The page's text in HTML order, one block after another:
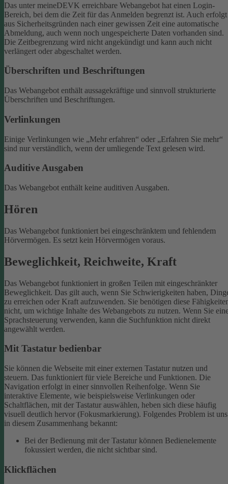
Das unter meineDEVK erreichbare Webangebot hat einen Login-
Bereich, bei dem die Zeit für das Anmelden begrenzt ist. Auch erfolgt
aus Sicherheitsgründen nach einer gewissen Zeit eine automatische
Abmeldung, auch wenn noch ungespeicherte Daten vorhanden sind.
Die Zeitbegrenzung wird nicht angekündigt und kann auch nicht
verlängert oder abgeschaltet werden.
Überschriften und Beschriftungen
Das Webangebot enthält aussagekräftige und sinnvoll strukturierte
Überschriften und Beschriftungen.
Verlinkungen
Einige Verlinkungen wie „Mehr erfahren“ oder „Erfahren Sie mehr“
sind nur verständlich, wenn der umliegende Text gelesen wird.
Auditive Ausgaben
Das Webangebot enthält keine auditiven Ausgaben.
Hören
Das Webangebot funktioniert bei eingeschränktem und fehlendem
Hörvermögen. Es setzt kein Hörvermögen voraus.
Beweglichkeit, Reichweite, Kraft
Das Webangebot funktioniert in großen Teilen mit eingeschränkter
Beweglichkeit. Das gilt auch, wenn Sie Schwierigkeiten haben,
zu erreichen oder Kraft aufzuwenden. Sie benötigen diese
nicht, um wichtige Inhalte des Webangebots zu nutzen. Wenn Sie
Sprachsteuerung verwenden, kann die Suchfunktion nicht direkt
angewählt werden.
Mit Tastatur bedienbar
Sie können die Webseite mit einer externen Tastatur nutzen und
steuern. Das funktioniert für viele Bereiche und Funktionen. Die
Navigation erfolgt in einer sinnvollen Reihenfolge. Wenn Sie
interaktive Elemente, wie beispielsweise Verlinkungen oder
Schaltflächen, mit der Tastatur auswählen, heben sich diese häufig
visuell deutlich hervor (Fokusmarkierung). Folgendes Problem ist uns
in diesem Zusammenhang bekannt:
Bei der Bedienung mit der Tastatur können Bedienelemente
fokussiert werden, die nicht sichtbar sind.
Klickflächen